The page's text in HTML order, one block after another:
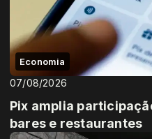
Economia
07/08/2026
Pix amplia
bares e restaurantes